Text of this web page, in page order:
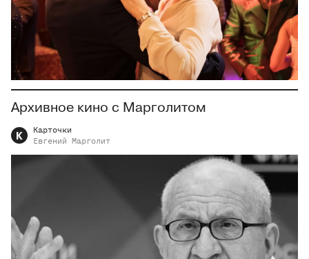
Архивное кино с Марголитом
К
Карточки
Евгений
Марголит